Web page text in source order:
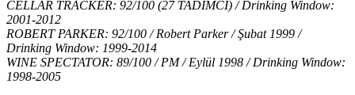
CELLAR TRACKER: 92/100 (27 TADIMCI) / Drinking Window:
2001-2012
ROBERT PARKER: 92/100 / Robert Parker / Şubat 1999 /
Drinking Window: 1999-2014
WINE SPECTATOR: 89/100 / PM / Eylül 1998 / Drinking Window:
1998-2005